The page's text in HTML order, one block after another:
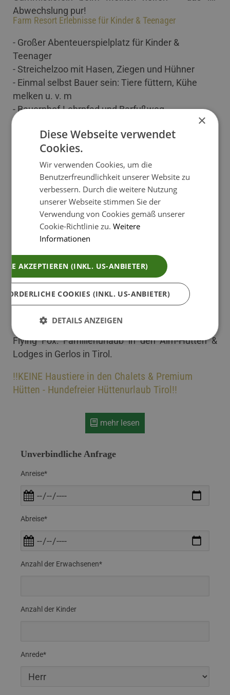
Abwechslung pur!
Farm Resort Erlebnisse für Kinder & Teenager
- Großer Abenteuerspielplatz für Kinder &
Teenager
- Streichelzoo mit Hasen, Ziegen und Hühner
- Einmal selbst Bauer sein: Tiere füttern, Kühe
melken u. v. m
- Bauernhof-Lehrpfad und Barfußweg
- Geisis Indoor Spielraum
- Kletterwand und Trampolin
Sommerurlaub im Almdorf Geislerhof - Familienurlaub
Bei Familie Geisler im Almdorf Geislerhof
bekommt ihr die besten Action- und Ausflugstipps
fürs Zillertal! Neben einsamen Bergtälern und
im Zillertal nämlich auch das: kleine und große
Adrenalinkicks! Wasser-Abenteuer im Zillertal:
Canyoning, Rafting, Schwimmen & Baden, Surfen
& Segeln auf 1.400m. Fels und Luft erleben:
Gleitschirm-Tandemfliegen, Fliegen mit dem
Flying Fox. Familienurlaub in den Alm-Hütten &
Lodges in Gerlos in Tirol.
!!KEINE Haustiere in den Chalets & Premium
Hütten - Hundefreier Hüttenurlaub Tirol!!
mehr lesen
Unverbindliche Anfrage
Anreise*
Abreise*
Anzahl der Erwachsenen*
Anzahl der Kinder
Anrede*
×
Diese Webseite verwendet
Cookies.
Wir verwenden Cookies, um die
Benutzerfreundlichkeit unserer Website zu
verbessern. Durch die weitere Nutzung
unserer Webseite stimmen Sie der
Verwendung von Cookies gemäß unserer
Cookie-Richtlinie zu.Weitere
Informationen
AKZEPTIEREN (INKL. US-ANBIETER)
COOKIES (INKL. US-ANBIETER)
DETAILS ANZEIGEN